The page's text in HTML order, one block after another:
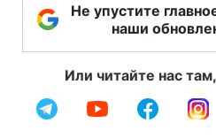
Не упустите
наши
Или читайте нас